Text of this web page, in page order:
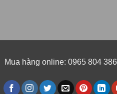
Mua hàng online: 0965 804 386